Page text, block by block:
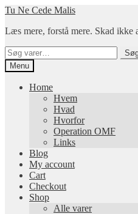
Spring
navigation
Spring
indhold
Tu Ne Cede Malis
Læs mere, forstå mere. Skad ikke
Søg
efter:
Menu
Home
Hvem
Hvad
Hvorfor
Operation OMF
Links
Blog
My account
Cart
Checkout
Shop
Alle varer